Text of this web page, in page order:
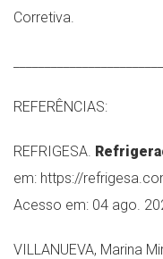
Corretiva.
REFERÊNCIAS:
REFRIGESA.
em: https://
Acesso em: 04 ago.
VILLANUEVA, Marina